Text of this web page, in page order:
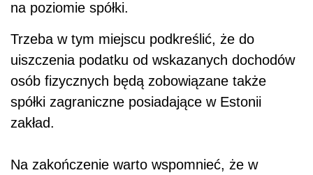
na poziomie spółki.
Trzeba w tym miejscu podkreślić, że do
uiszczenia podatku od wskazanych dochodów
osób fizycznych będą zobowiązane także
spółki zagraniczne posiadające w Estonii
zakład.
Na zakończenie warto wspomnieć, że w